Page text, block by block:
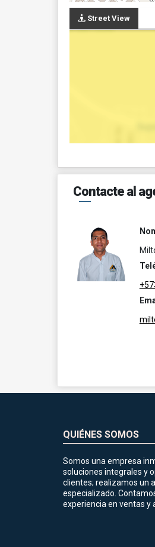
Street View
Contacte al
QUIÉNES SOMOS
Somos una empresa
soluciones integrales y
clientes; realizamos un
especializado.
experiencia en ventas y